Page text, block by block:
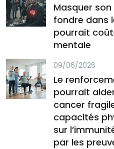
Masquer
fondre dans
pourrait
mentale
09/06/2026
Le
pourrait
cancer
capacités
sur
par les